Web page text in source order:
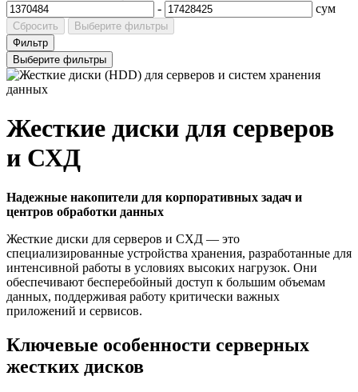
-
сум
Сбросить
Выберите фильтры
Фильтр
Выберите фильтры
Жесткие диски для серверов
и СХД
Надежные накопители для корпоративных задач и
центров обработки данных
Жесткие диски для серверов и СХД — это
специализированные устройства хранения, разработанные для
интенсивной работы в условиях высоких нагрузок. Они
обеспечивают бесперебойный доступ к большим объемам
данных, поддерживая работу критически важных
приложений и сервисов.
Ключевые особенности серверных
жестких дисков